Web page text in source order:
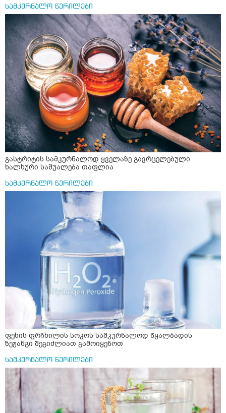
სამკურნალო წერილები
გასტრიტის სამკურნალოდ ყველაზე გავრცელებული
ხალხური საშუალება თაფლია
სამკურნალო წერილები
ფეხის ფრჩხილის სოკოს სამკურნალოდ წყალბადის
ზეჟანგი შეგიძლიათ გამოიყენოთ
სამკურნალო წერილები